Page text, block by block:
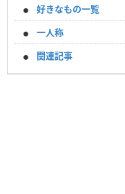
好きなもの一覧
一人称
関連記事